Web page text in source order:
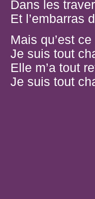
Dans les
Et l’embarras
Mais qu’est
Je suis tout
Elle m’a tout
Je suis tout